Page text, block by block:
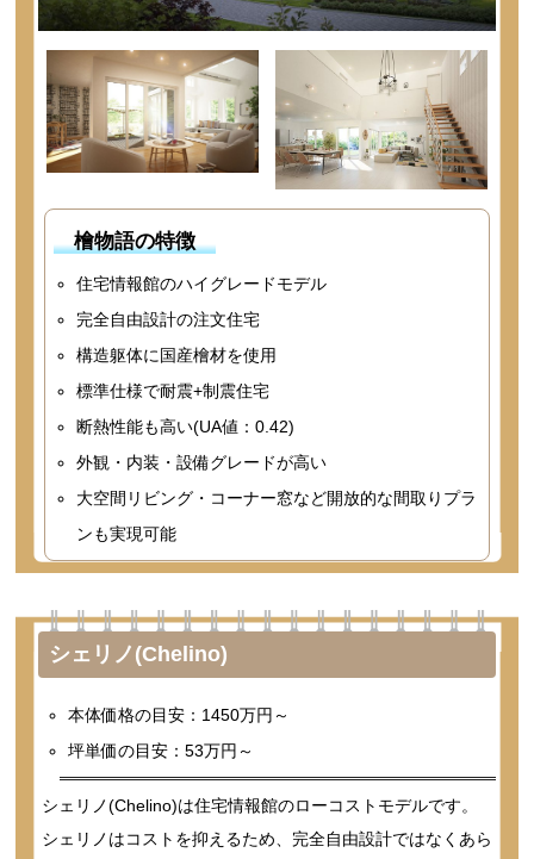
檜物語の特徴
住宅情報館のハイグレードモデル
完全自由設計の注文住宅
構造躯体に国産檜材を使用
標準仕様で耐震+制震住宅
断熱性能も高い(UA値：0.42)
外観・内装・設備グレードが高い
大空間リビング・コーナー窓など開放的な間取りプラ
ンも実現可能
シェリノ(Chelino)
本体価格の目安：1450万円～
坪単価の目安：53万円～
シェリノ(Chelino)は住宅情報館のローコストモデルです。
シェリノはコストを抑えるため、完全自由設計ではなくあら